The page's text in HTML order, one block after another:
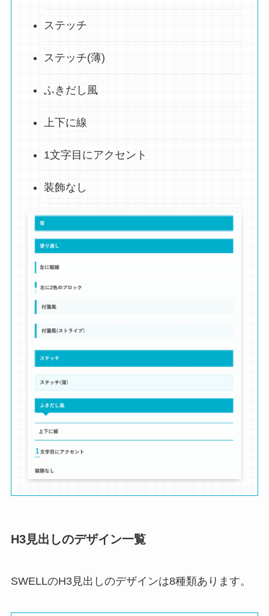
ステッチ
ステッチ(薄)
ふきだし風
上下に線
1文字目にアクセント
装飾なし
H3見出しのデザイン一覧
SWELLのH3見出しのデザインは8種類あります。